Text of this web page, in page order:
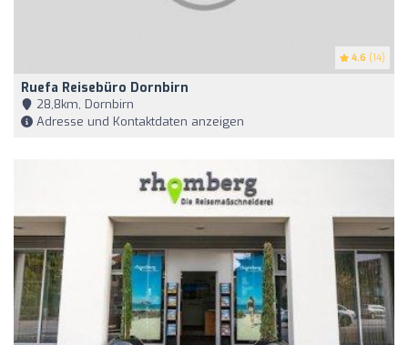
4.6 (14)
Ruefa Reisebüro Dornbirn
28,8km, Dornbirn
Adresse und Kontaktdaten anzeigen